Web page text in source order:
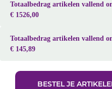
Totaalbedrag artikelen vallend
€ 1526,00
Totaalbedrag artikelen vallend
€ 145,89
BESTEL JE